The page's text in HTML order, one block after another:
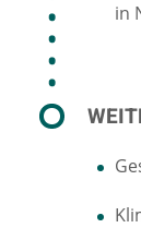
in